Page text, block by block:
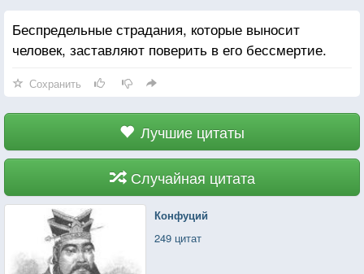
Беспредельные страдания, которые выносит
человек, заставляют поверить в его бессмертие.
Сохранить
Лучшие цитаты
Случайная цитата
Конфуций
249 цитат